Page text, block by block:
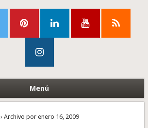
Menú
› Archivo por enero 16, 2009